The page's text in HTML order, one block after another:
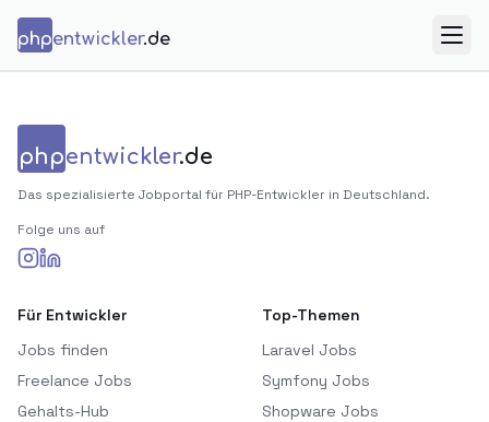
phpentwickler.de
phpentwickler.de
Das spezialisierte Jobportal für PHP-Entwickler in Deutschland.
Folge uns auf
Für Entwickler
Jobs finden
Freelance Jobs
Gehalts-Hub
Top-Themen
Laravel Jobs
Symfony Jobs
Shopware Jobs